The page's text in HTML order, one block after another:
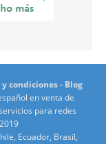
condiciones- Blog
en venta de
para redes
Ecuador, Brasil,